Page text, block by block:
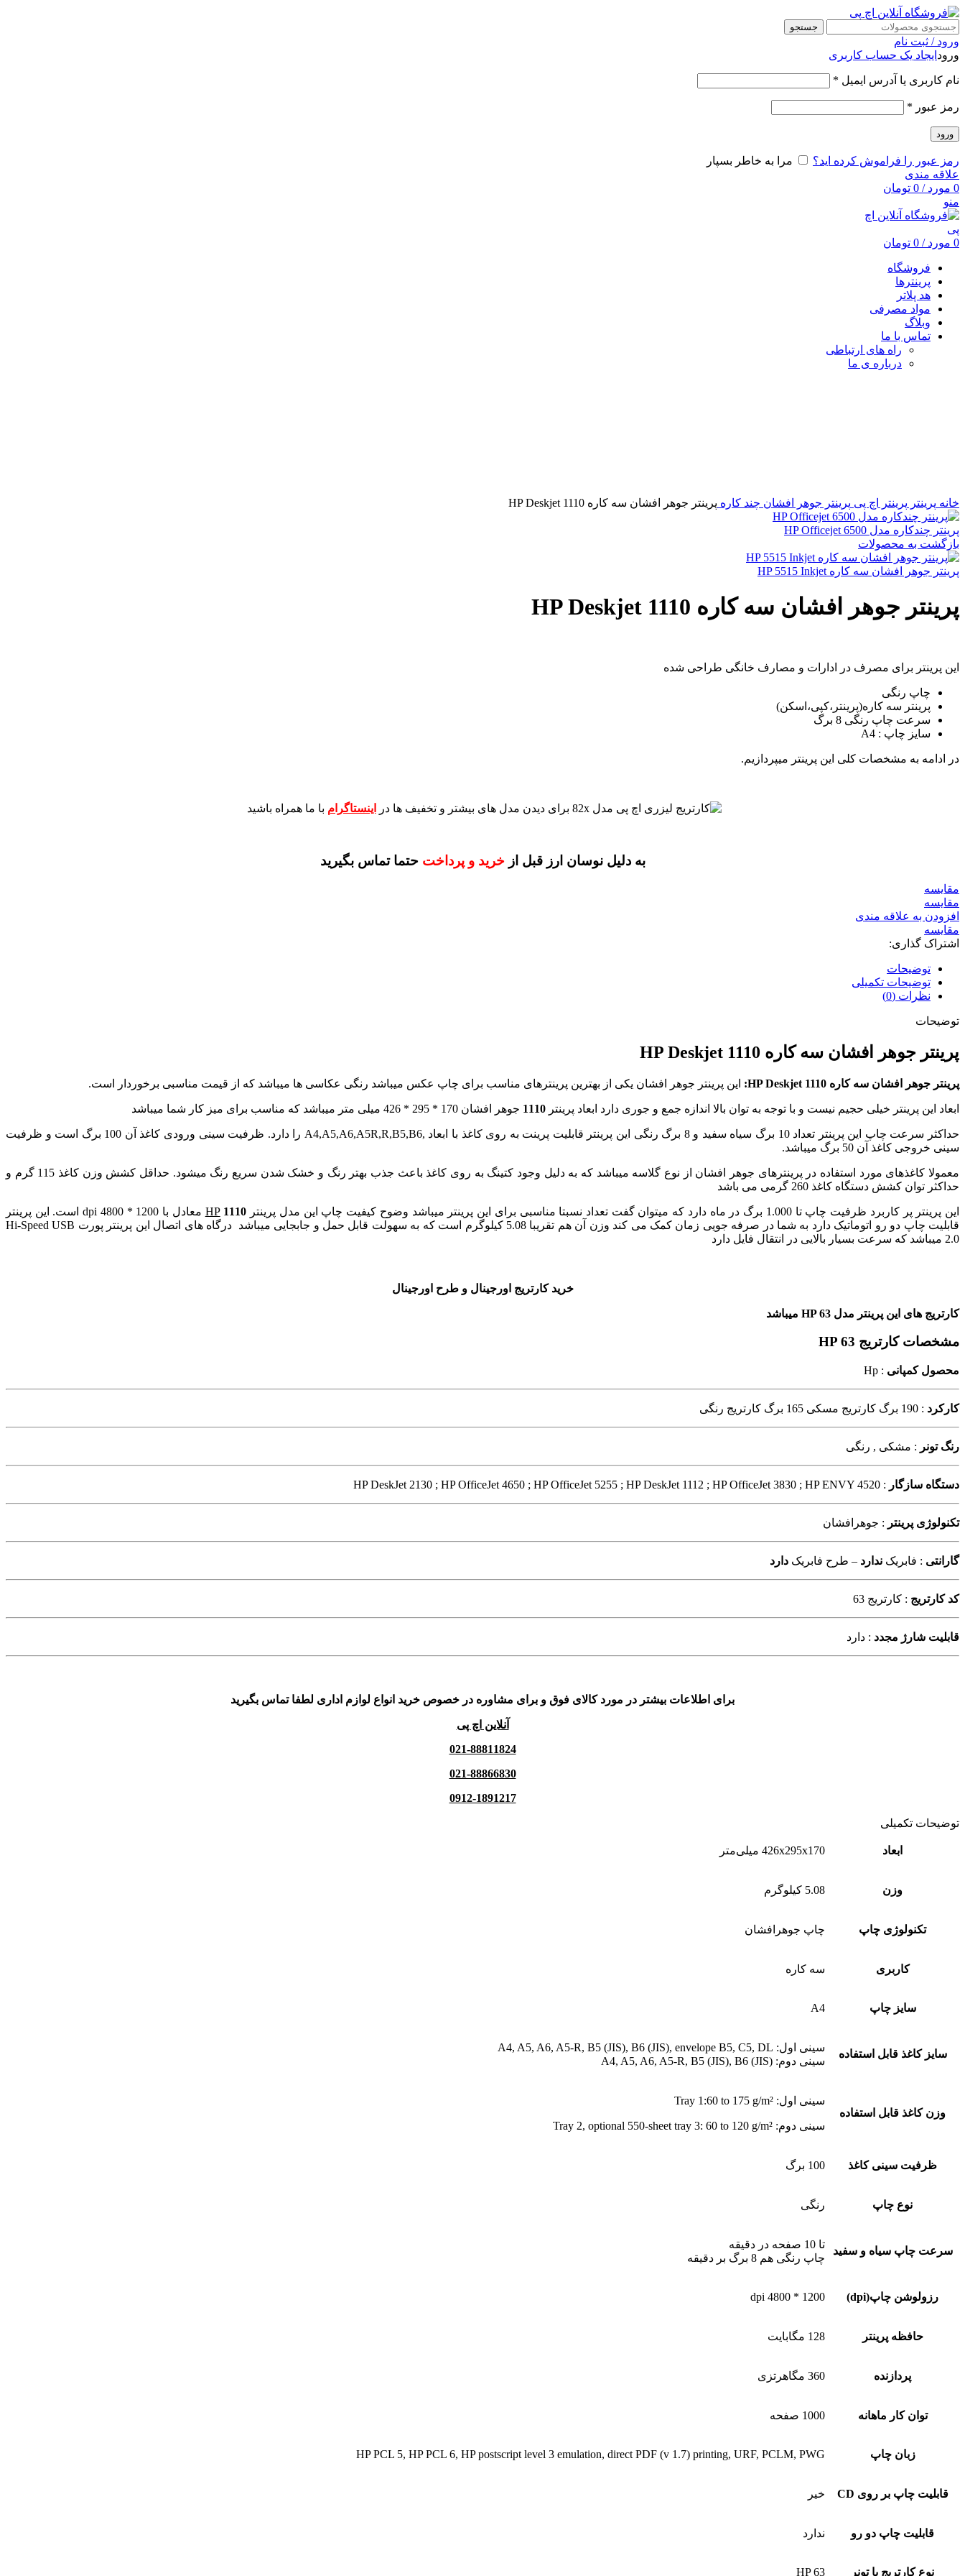
جستجو
ورود / ثبت نام
ورود ایجاد یک حساب کاربری
نام کاربری یا آدرس ایمیل *
رمز عبور *
ورود
رمز عبور را فراموش کرده اید؟
مرا به خاطر بسپار
علاقه مندی
0 مورد /
0 تومان
منو
0 مورد /
0 تومان
فروشگاه
پرینترها
هد پلاتر
مواد مصرفی
وبلاگ
تماس با ما
راه های ارتباطی
درباره ی ما
خانه پرینتر پرینتر اچ پی پرینتر جوهر افشان چند کاره پرینتر جوهر افشان سه کاره HP Deskjet 1110
پرینتر چندکاره مدل HP Officejet 6500
بازگشت به محصولات
پرینتر جوهر افشان سه کاره HP 5515 Inkjet
پرینتر جوهر افشان سه کاره HP Deskjet 1110
این پرینتر برای مصرف در ادارات و مصارف خانگی طراحی شده
چاپ رنگی
پرینتر سه کاره(پرینتر،کپی،اسکن)
سرعت چاپ رنگی 8 برگ
سایز چاپ : A4
در ادامه به مشخصات کلی این پرینتر میپردازیم.
برای دیدن مدل های بیشتر و تخفیف ها در اینستاگرام با ما همراه باشید
به دلیل نوسان ارز قبل از خرید و پرداختحتما تماس بگیرید
مقايسه
مقایسه
افزودن به علاقه مندی
مقایسه
اشتراک گذاری:
توضیحات
توضیحات تکمیلی
نظرات (0)
توضیحات
پرینتر جوهر افشان سه کاره HP Deskjet 1110
پرینتر جوهر افشان سه کاره HP Deskjet 1110: این پرینتر جوهر افشان یکی از بهترین پرینترهای مناسب برای چاپ عکس میباشد رنگی عکاسی ها میباشد که از قیمت مناسبی برخوردار است.
ابعاد این پرینتر خیلی حجیم نیست و با توجه به توان بالا اندازه جمع و جوری دارد ابعاد پرینتر 1110 جوهر افشان 170 * 295 * 426 میلی متر میباشد که مناسب برای میز کار شما میباشد
حداکثر سرعت چاپ این پرینتر تعداد 10 برگ سیاه سفید و 8 برگ رنگی این پرینتر قابلیت پرینت به روی کاغذ با ابعاد ,A4,A5,A6,A5R,R,B5,B6 را دارد. ظرفیت سینی ورودی کاغذ آن 100 برگ است و ظرفیت
سینی خروجی کاغذ آن 50 برگ میباشد.
معمولا کاغذهای مورد استفاده در پرینترهای جوهر افشان از نوع گلاسه میباشد که به دلیل وجود کتینگ به روی کاغذ باعث جذب بهتر رنگ و خشک شدن سریع رنگ میشود. حداقل کشش وزن کاغذ 115 گرم و
حداکثر توان کشش دستگاه کاغذ 260 گرمی می باشد
این پرینتر پر کاربرد ظرفیت چاپ تا 1.000 برگ در ماه دارد که میتوان گفت تعداد نسبتا مناسبی برای این پرینتر میباشد وضوح کیفیت چاپ این مدل پرینتر 1110
HP
معادل با 1200 * 4800 dpi است. این پرینتر
قابلیت چاپ دو رو اتوماتیک دارد به شما در صرفه جویی زمان کمک می کند وزن آن هم تقریبا 5.08 کیلوگرم است که به سهولت قابل حمل و جابجایی میباشد درگاه های اتصال این پرینتر پورت Hi-Speed USB
2.0 میباشد که سرعت بسیار بالایی در انتقال فایل دارد
خرید کارتریج اورجینال و طرح اورجینال
کارتریج های این پرینتر مدل HP 63 میباشد
مشخصات کارتریج HP 63
محصول کمپانی : Hp
کارکرد : 190 برگ کارتریج مسکی 165 برگ کارتریج رنگی
رنگ تونر : مشکی , رنگی
دستگاه سازگار : HP DeskJet 2130 ; HP OfficeJet 4650 ; HP OfficeJet 5255 ; HP DeskJet 1112 ; HP OfficeJet 3830 ; HP ENVY 4520
تکنولوژی پرینتر : جوهرافشان
گارانتی : فابریک ندارد – طرح فابریک دارد
کد کارتریج : کارتریج 63
قابلیت شارژ مجدد : دارد
برای اطلاعات بیشتر در مورد کالای فوق و برای مشاوره در خصوص خرید انواع لوازم اداری لطفا تماس بگیرید
آنلاین اچ پی
021-88811824
021-88866830
0912-1891217
توضیحات تکمیلی
ابعاد 426x295x170 میلی‌متر
وزن 5.08 کیلوگرم
تکنولوژی چاپ چاپ جوهرافشان
کاربری سه کاره
سایز چاپ A4
سایز کاغذ قابل استفاده
سینی اول: A4, A5, A6, A5-R, B5 (JIS), B6 (JIS), envelope B5, C5, DL
سینی دوم: A4, A5, A6, A5-R, B5 (JIS), B6 (JIS)
وزن کاغذ قابل استفاده
سینی اول: Tray 1:60 to 175 g/m²
سینی دوم: Tray 2, optional 550-sheet tray 3: 60 to 120 g/m²
ظرفیت سینی کاغذ 100 برگ
نوع چاپ رنگی
سرعت چاپ سیاه و سفید
تا 10 صفحه در دقیقه
چاپ رنگی هم 8 برگ بر دقیقه
رزولوشن چاپ(dpi) 1200 * 4800 dpi
حافظه پرینتر 128 مگابایت
پردازنده 360 مگاهرتزی
توان کار ماهانه 1000 صفحه
زبان چاپ HP PCL 5, HP PCL 6, HP postscript level 3 emulation, direct PDF (v 1.7) printing, URF, PCLM, PWG
قابلیت چاپ بر روی CD خیر
قابلیت چاپ دو رو ندارد
نوع کارتریج یا تونر HP 63